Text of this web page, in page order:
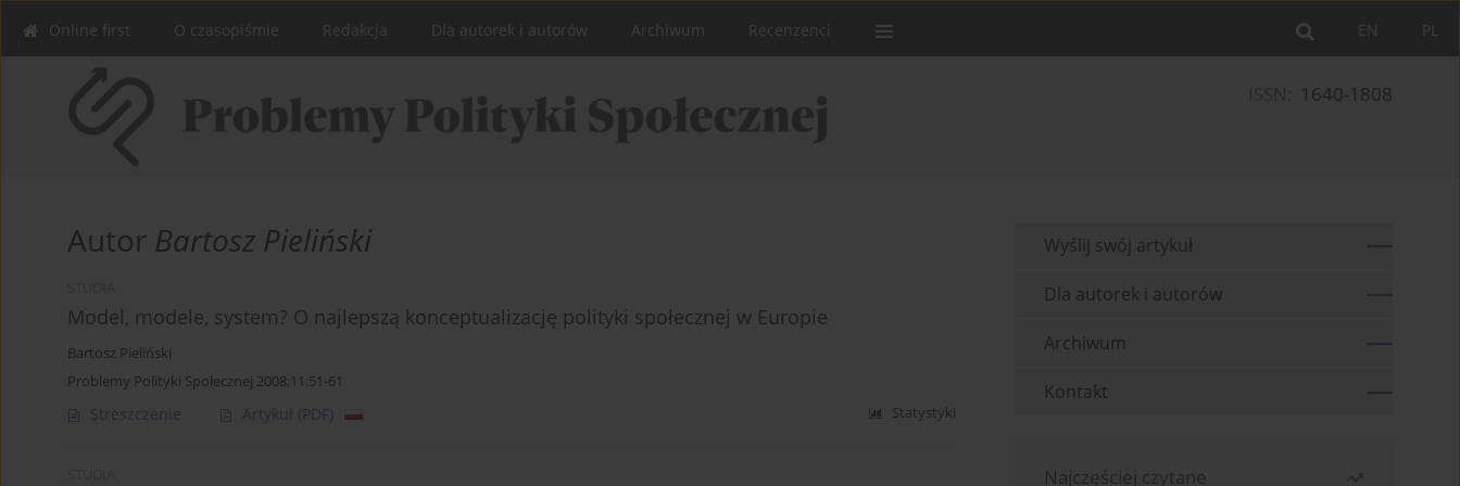
PL
EN
Online first O czasopiśmie Redakcja Dla autorek i autorów Archiwum Recenzenci
1640-1808
Autor Bartosz Pieliński
Model, modele, system? O najlepszą konceptualizację polityki społecznej w Europie
Bartosz Pieliński
Problemy Polityki Społecznej 2008;11:51-61
Streszczenie Artykuł (PDF) Statystyki
Wyślij swój artykuł
Dla autorek i autorów
Archiwum
Kontakt
Najczęściej czytane